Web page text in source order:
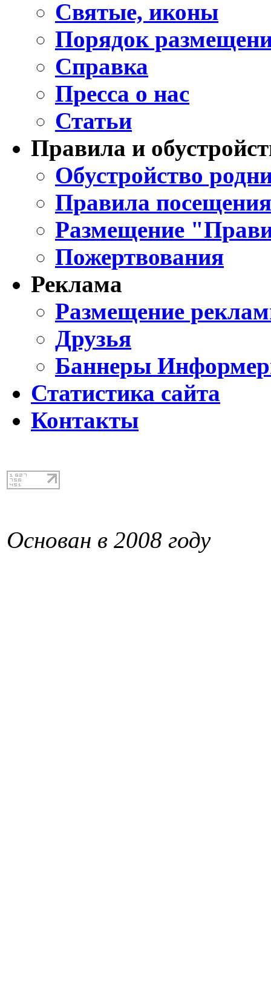
Святые, иконы
Порядок
Справка
Пресса о нас
Статьи
Правила и
Обустройство
Правила
Размещение
Пожертвования
Реклама
Размещение
Друзья
Баннеры
Статистика сайта
Контакты
Основан в 2008 году